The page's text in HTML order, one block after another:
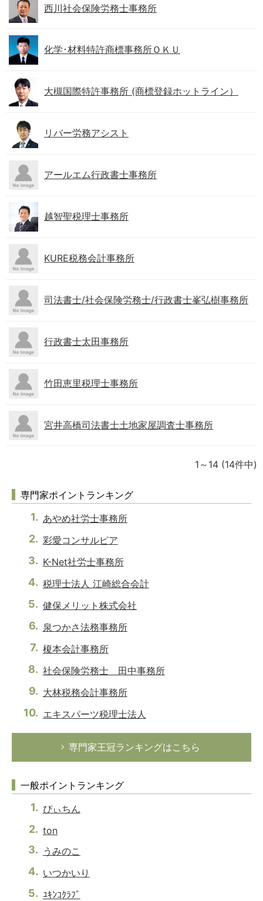
西川社会保険労務士事務所
化学･材料特許商標事務所ＯＫＵ
大槻国際特許事務所 (商標登録ホットライン）
リバー労務アシスト
アールエム行政書士事務所
越智聖税理士事務所
KURE税務会計事務所
司法書士/社会保険労務士/行政書士峯弘樹事務所
行政書士太田事務所
竹田恵里税理士事務所
宮井高橋司法書士土地家屋調査士事務所
1～14 (14件中)
専門家ポイントランキング
あやめ社労士事務所
彩愛コンサルピア
K-Net社労士事務所
税理士法人 江崎総合会計
健保メリット株式会社
泉つかさ法務事務所
榎本会計事務所
社会保険労務士 田中事務所
大林税務会計事務所
エキスパーツ税理士法人
専門家王冠ランキングはこちら
一般ポイントランキング
ぴぃちん
ton
うみのこ
いつかいり
ﾕｷﾝｺｸﾗﾌﾞ